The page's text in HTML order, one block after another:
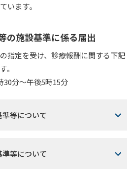
います。
の施設基準に係る届出
指定を受け、診療報酬に関する下記
。
30分～午後5時15分
等について
等について